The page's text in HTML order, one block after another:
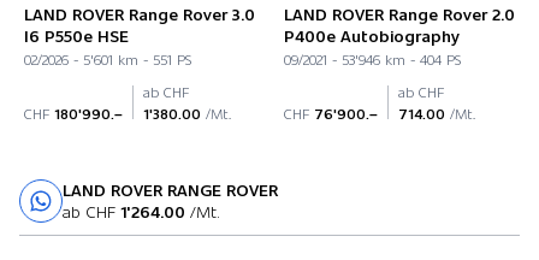
LAND ROVER Range Rover 3.0
I6 P550e HSE
02/2026 - 5'601 km - 551 PS
CHF 180'990.–
ab CHF
1'380.00 /Mt.
LAND ROVER Range Rover 2.0
P400e Autobiography
09/2021 - 53'946 km - 404 PS
CHF 76'900.–
ab CHF
714.00 /Mt.
LAND ROVER RANGE ROVER
ab CHF 1'264.00 /Mt.